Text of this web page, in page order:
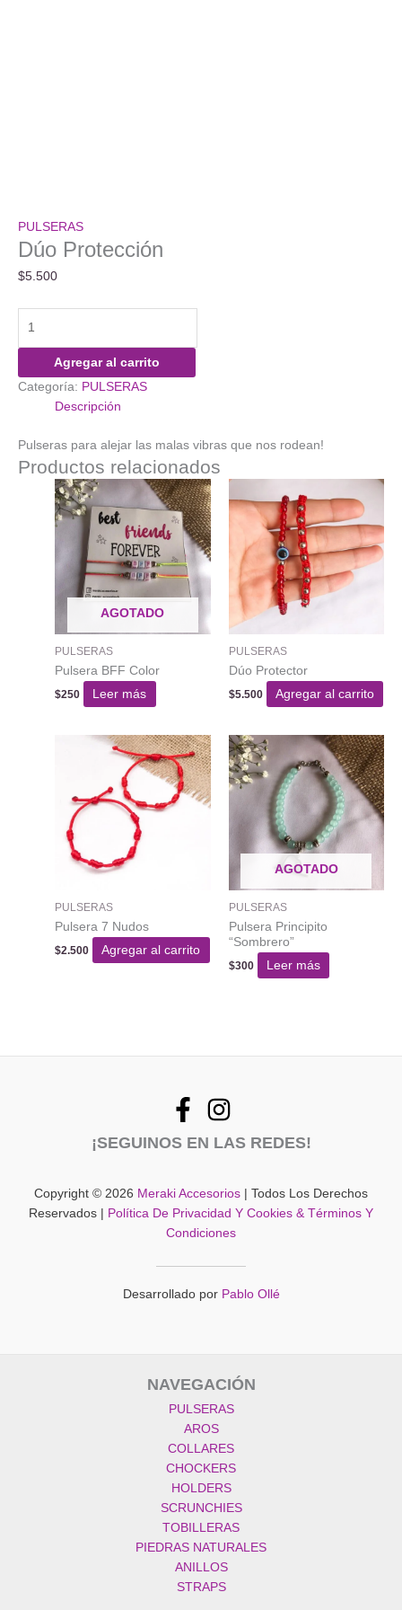
PULSERAS
Dúo Protección
$5.500
Protección
cantidadAgregar al carrito
Categoría: PULSERAS
Descripción
Pulseras para alejar las malas vibras que nos rodean!
Productos relacionados
AGOTADO
PULSERAS
Pulsera BFF Color
$250 Leer más
PULSERAS
Dúo Protector
$5.500 Agregar al carrito
PULSERAS
Pulsera 7 Nudos
$2.500 Agregar al carrito
AGOTADO
PULSERAS
Pulsera Principito
“Sombrero”
$300 Leer más
¡SEGUINOS EN LAS REDES!
Copyright © 2026 Meraki Accesorios | Todos Los Derechos
Reservados |
Política De Privacidad Y Cookies & Términos Y
Condiciones
Desarrollado por Pablo Ollé
NAVEGACIÓN
PULSERAS
AROS
COLLARES
CHOCKERS
HOLDERS
SCRUNCHIES
TOBILLERAS
PIEDRAS NATURALES
ANILLOS
STRAPS